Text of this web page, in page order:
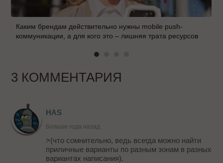
Каким брендам действительно нужны mobile push-
коммуникации, а для кого это – лишняя трата ресурсов
3 КОММЕНТАРИЯ
HAS
больше года назад
>(что сомнительно, ведь всегда можно найти
приличные варианты по разным зонам в разных
вариантах написания).